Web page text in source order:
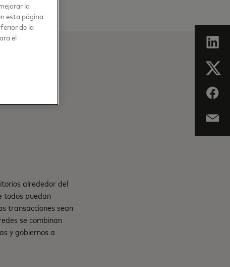
alrededor del
todos puedan
transacciones sean
se combinan
y gobiernos a
la
esta página
de la
el